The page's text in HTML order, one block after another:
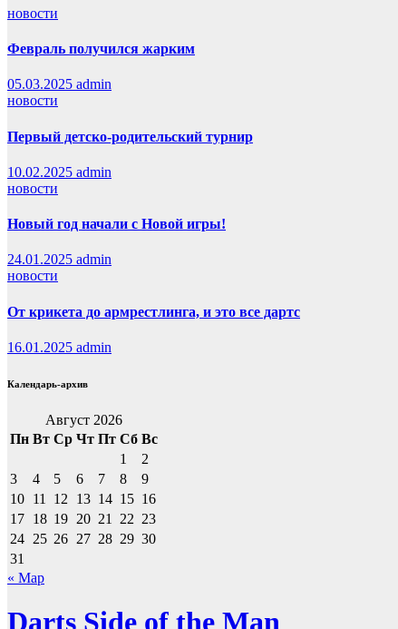
новости
Февраль получился жарким
05.03.2025 admin
новости
Первый детско-родительский турнир
10.02.2025 admin
новости
Новый год начали с Новой игры!
24.01.2025 admin
новости
От крикета до армрестлинга, и это все дартс
16.01.2025 admin
Календарь-архив
Август 2026
Пн Вт Ср Чт Пт Сб Вс
1
2
3
4 5 6 7 8
9
10 11 12 13 14 15 16
17 18 19 20 21 22 23
24 25 26 27 28 29 30
31
« Мар
Darts Side of the Man